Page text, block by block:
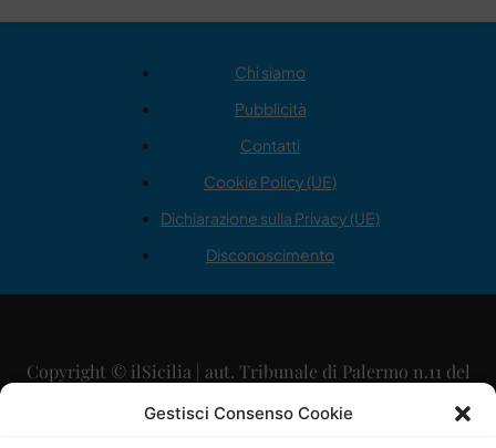
Gestisci Consenso Cookie
Chi siamo
Pubblicità
Contatti
Cookie Policy (UE)
Dichiarazione sulla Privacy (UE)
Disconoscimento
Copyright © ilSicilia | aut. Tribunale di Palermo n.11 del
29/09/2015